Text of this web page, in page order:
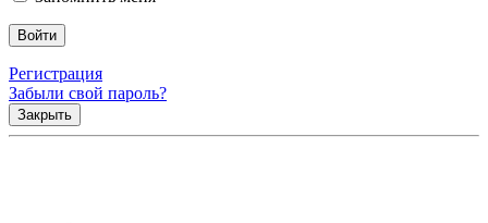
Регистрация
Забыли свой пароль?
Закрыть